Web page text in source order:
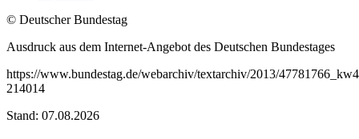
© Deutscher Bundestag
Ausdruck aus dem Internet-Angebot des Deutschen Bundestages
https://www.bundestag.de/webarchiv/textarchiv/2013/
214014
Stand: 07.08.2026